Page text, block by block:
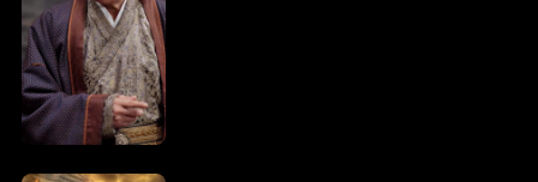
ら転落してしまう。だが、彼女は「白尊者」と呼ばれ
る隠遁の仙に救われる。復讐を誓う慕秋元は修行を懇
願するが、白尊者が授けたのは「ただの養生法」。
最上級の秘法。そして慕秋元の身体は、万年に一度の
「先天仙体」だった。